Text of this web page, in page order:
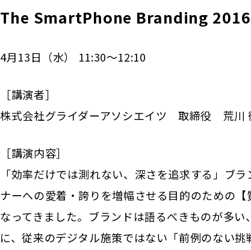
The SmartPhone Branding
4月13日（水） 11:30～12:10
［講演者］
株式会社グライダーアソシエイツ 取締役 荒川
［講演内容］
「効率だけでは測れない、深さを追求する」ブ
ナーへの愛着・誇りを増幅させる目的のための
なってきました。ブランドは語るべきものが多
に、従来のデジタル施策ではない「前例のない